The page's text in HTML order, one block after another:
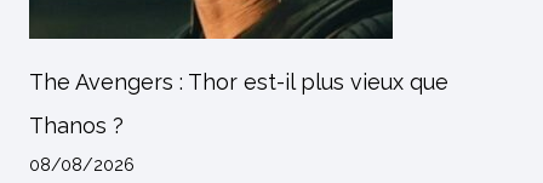
The Avengers : Thor est-il plus vieux que
Thanos ?
08/08/2026